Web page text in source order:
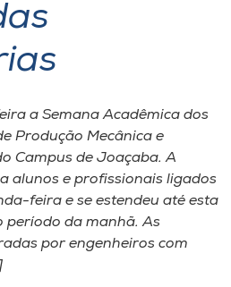
a Semana Acadêmica dos
Produção Mecânica e
Campus de Joaçaba. A
alunos e profissionais ligados
feira e se estendeu até esta
período da manhã. As
por engenheiros com